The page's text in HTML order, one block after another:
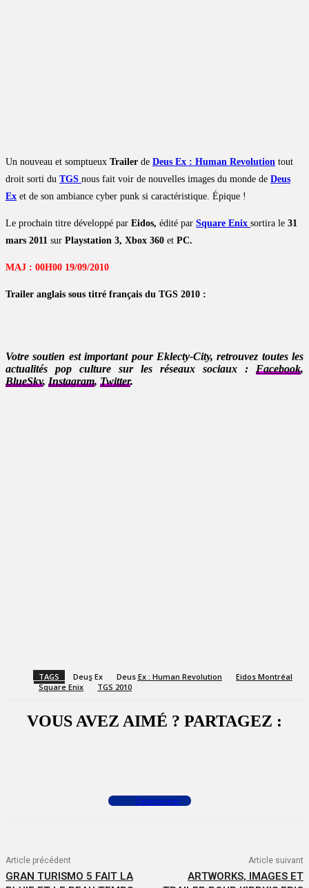
Un nouveau et somptueux Trailer de Deus Ex : Human Revolution tout
droit sorti du TGS nous fait voir de nouvelles images du monde de Deus
Ex et de son ambiance cyber punk si caractéristique. Épique !
Le prochain titre développé par Eidos, édité par Square Enix sortira le 31
mars 2011 sur Playstation 3, Xbox 360 et PC.
MAJ : 00H00 19/09/2010
Trailer anglais sous titré français du TGS 2010 :
Votre soutien est important pour Eklecty-City, retrouvez toutes les
actualités pop culture sur les réseaux sociaux : Facebook,
BlueSky, Instagram, Twitter.
TAGS Deus Ex Deus Ex : Human Revolution
Eidos Montréal
Square Enix
TGS 2010
VOUS AVEZ AIMÉ ? PARTAGEZ :
Commenter
Article précédent
GRAN TURISMO 5 FAIT LA
Article suivant
ARTWORKS, IMAGES ET